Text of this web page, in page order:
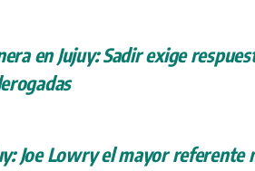
en Jujuy: Sadir exige
Joe Lowry el mayor referente